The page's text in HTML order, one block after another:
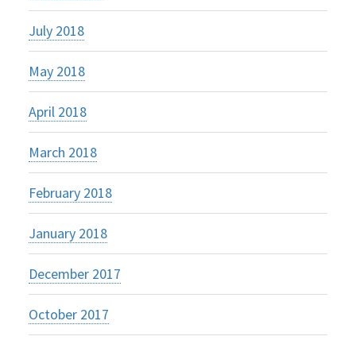
July 2018
May 2018
April 2018
March 2018
February 2018
January 2018
December 2017
October 2017